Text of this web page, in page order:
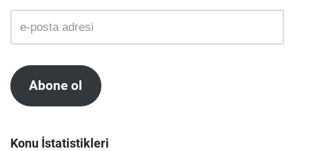
Abone ol
Konu İstatistikleri